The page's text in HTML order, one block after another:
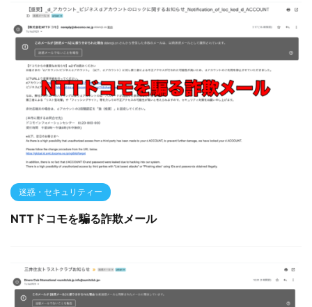
迷惑・セキュリティー
NTTドコモを騙る詐欺メール